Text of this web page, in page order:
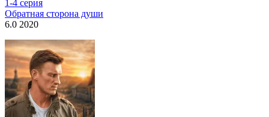
1-4 серия
Обратная сторона души
6.0 2020